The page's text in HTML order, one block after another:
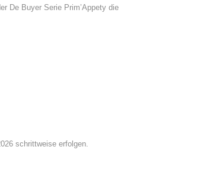
De Buyer Serie Prim’Appety die
schrittweise erfolgen.